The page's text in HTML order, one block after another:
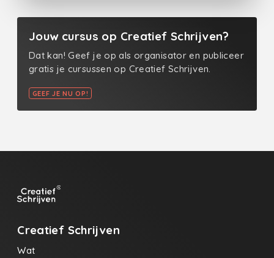
Jouw cursus op Creatief Schrijven?
Dat kan! Geef je op als organisator en publiceer
gratis je cursussen op Creatief Schrijven.
GEEF JE NU OP!
Creatief Schrijven
Wat